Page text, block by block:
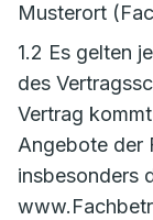
Musterort
1.2 Es gelten
des
Vertrag
Angebote der
insbesonders